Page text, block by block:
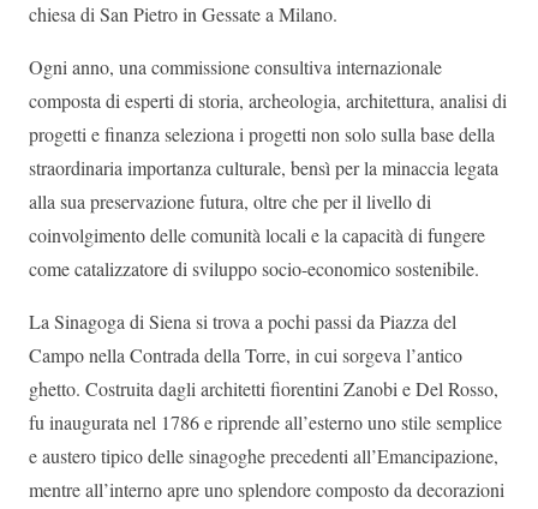
chiesa di San Pietro in Gessate a Milano.
Ogni anno, una commissione consultiva internazionale
composta di esperti di storia, archeologia, architettura, analisi di
progetti e finanza seleziona i progetti non solo sulla base della
straordinaria importanza culturale, bensì per la minaccia legata
alla sua preservazione futura, oltre che per il livello di
coinvolgimento delle comunità locali e la capacità di fungere
come catalizzatore di sviluppo socio-economico sostenibile.
La Sinagoga di Siena si trova a pochi passi da Piazza del
Campo nella Contrada della Torre, in cui sorgeva l’antico
ghetto. Costruita dagli architetti fiorentini Zanobi e Del Rosso,
fu inaugurata nel 1786 e riprende all’esterno uno stile semplice
e austero tipico delle sinagoghe precedenti all’Emancipazione,
mentre all’interno apre uno splendore composto da decorazioni